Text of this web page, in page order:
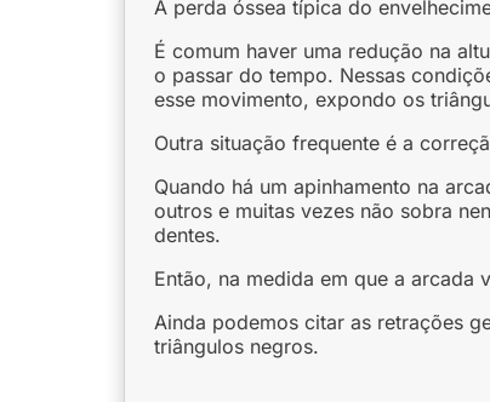
A perda óssea típica do
É comum haver uma redução na
o passar do tempo. Nessas
esse movimento, expondo os
Outra situação frequente é a
Quando há um apinhamento na
outros e muitas vezes não sobra
dentes.
Então, na medida em que a arcada
Ainda podemos citar as retrações
triângulos negros.